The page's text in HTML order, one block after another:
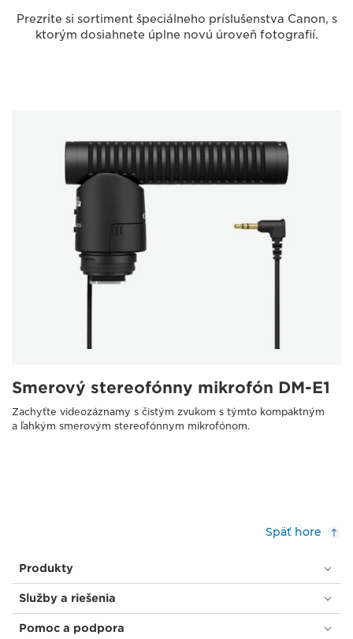
Prezrite si sortiment špeciálneho príslušenstva Canon, s
ktorým dosiahnete úplne novú úroveň fotografií.
Smerový stereofónny mikrofón DM-E1
Zachyťte videozáznamy s čistým zvukom s týmto kompaktným
a ľahkým smerovým stereofónnym mikrofónom.
Späť hore
Produkty
Služby a riešenia
Pomoc a podpora